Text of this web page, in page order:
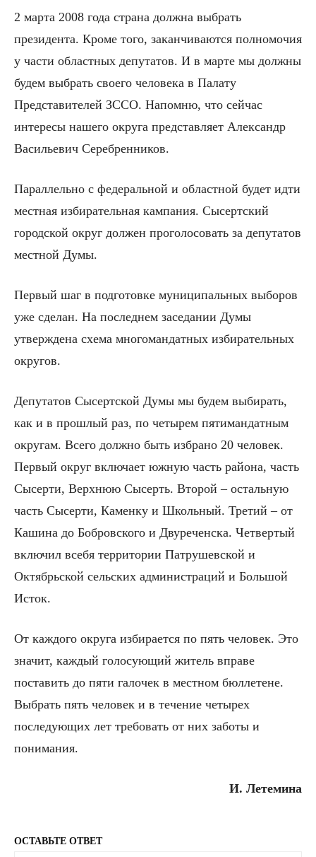
2 марта 2008 года страна должна выбрать
президента. Кроме того, заканчиваются полномочия
у части областных депутатов. И в марте мы должны
будем выбрать своего человека в Палату
Представителей ЗССО. Напомню, что сейчас
интересы нашего округа представляет Александр
Васильевич Серебренников.
Параллельно с федеральной и областной будет идти
местная избирательная кампания. Сысертский
городской округ должен проголосовать за депутатов
местной Думы.
Первый шаг в подготовке муниципальных выборов
уже сделан. На последнем заседании Думы
утверждена схема многомандатных избирательных
округов.
Депутатов Сысертской Думы мы будем выбирать,
как и в прошлый раз, по четырем пятимандатным
округам. Всего должно быть избрано 20 человек.
Первый округ включает южную часть района, часть
Сысерти, Верхнюю Сысерть. Второй – остальную
часть Сысерти, Каменку и Школьный. Третий – от
Кашина до Бобровского и Двуреченска. Четвертый
включил всебя территории Патрушевской и
Октябрьской сельских администраций и Большой
Исток.
От каждого округа избирается по пять человек. Это
значит, каждый голосующий житель вправе
поставить до пяти галочек в местном бюллетене.
Выбрать пять человек и в течение четырех
последующих лет требовать от них заботы и
понимания.
И. Летемина
ОСТАВЬТЕ ОТВЕТ